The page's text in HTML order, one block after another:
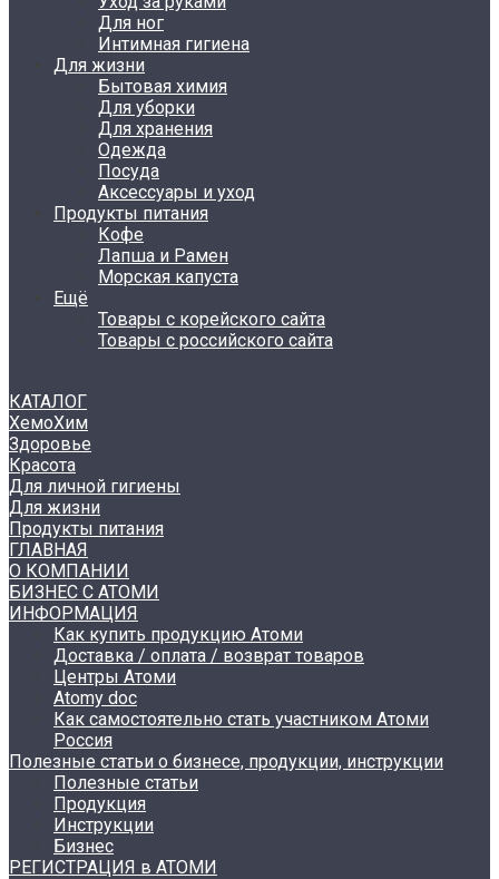
Для ног
Интимная гигиена
Для жизни
Бытовая химия
Для уборки
Для хранения
Одежда
Посуда
Аксессуары и уход
Продукты питания
Кофе
Лапша и Рамен
Морская капуста
Ещё
Товары с корейского сайта
Товары с российского сайта
КАТАЛОГ
ХемоХим
Здоровье
Красота
Для личной гигиены
Для жизни
Продукты питания
ГЛАВНАЯ
О КОМПАНИИ
БИЗНЕС С АТОМИ
ИНФОРМАЦИЯ
Как купить продукцию Атоми
Доставка / оплата / возврат товаров
Центры Атоми
Atomy doc
Как самостоятельно стать участником Атоми
Россия
Полезные статьи о бизнесе, продукции, инструкции
Полезные статьи
Продукция
Инструкции
Бизнес
РЕГИСТРАЦИЯ в АТОМИ